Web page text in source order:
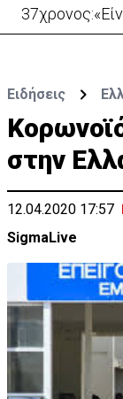
Ειδήσεις
στην
12.04.2020 17:57
SigmaLive